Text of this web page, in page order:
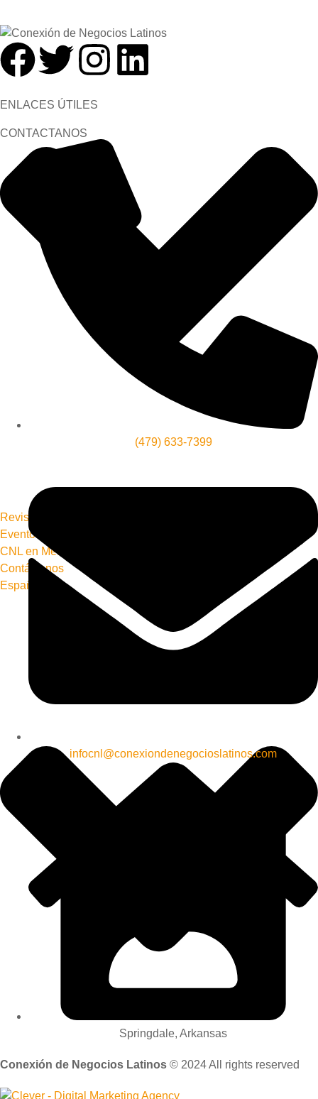
Revista Conecta+
Eventos
CNL en Media
Contáctanos
Español
ENLACES ÚTILES
CONTACTANOS
(479) 633-7399
infocnl@conexiondenegocioslatinos.com
Springdale, Arkansas
Conexión de Negocios Latinos © 2024 All rights reserved